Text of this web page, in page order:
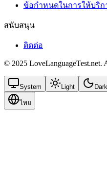
ข้อกำหนดในการให้บริก
สนับสนุน
ติดต่อ
© 2025 LoveLanguageTest.net.
System Light Dark
ไทย